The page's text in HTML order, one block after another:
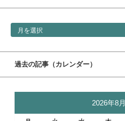
過去の記事（カレンダー）
2026年8月